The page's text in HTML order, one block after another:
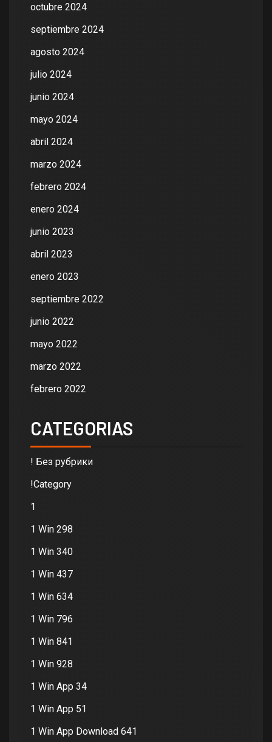
octubre 2024
septiembre 2024
agosto 2024
julio 2024
junio 2024
mayo 2024
abril 2024
marzo 2024
febrero 2024
enero 2024
junio 2023
abril 2023
enero 2023
septiembre 2022
junio 2022
mayo 2022
marzo 2022
febrero 2022
CATEGORIAS
! Без рубрики
!Category
1
1 Win 298
1 Win 340
1 Win 437
1 Win 634
1 Win 796
1 Win 841
1 Win 928
1 Win App 34
1 Win App 51
1 Win App Download 641